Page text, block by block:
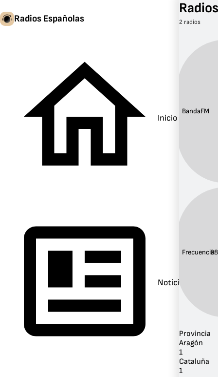
Radios Españolas
Inicio
Noticias
2 radios
Banda:FM
Frecuencia:
Provincia
Aragón
1
Cataluña
1